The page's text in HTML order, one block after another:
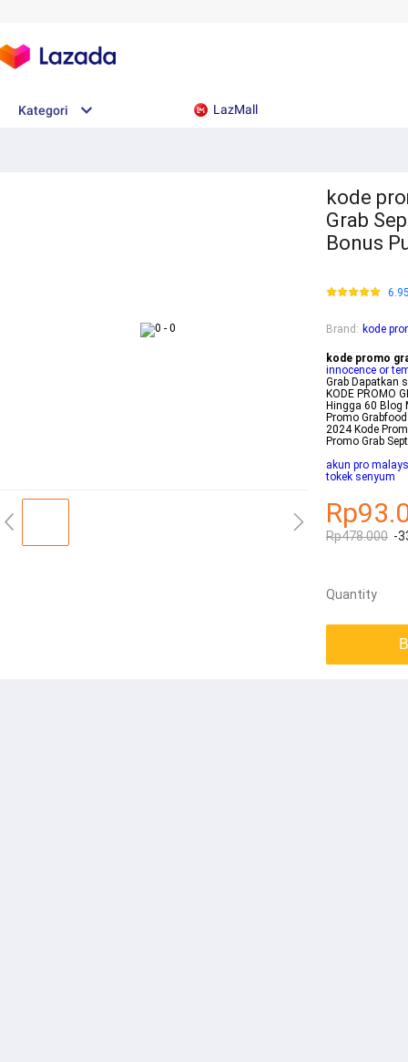
Kategori LazMall
kode
Grab
Bonus
Brand : kode
kode promo
innocence or
Grab Dapatkan
KODE PROMO
Hingga 60 Blog
Promo
2024 Kode
Promo Grab
akun pro
tokek senyum
Rp478.000 -
Quantity